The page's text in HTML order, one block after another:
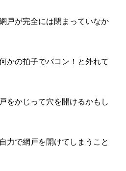
戸が完全には閉まっていなか
かの拍子でバコン！と外れて
をかじって穴を開けるかもし
力で網戸を開けてしまうこと